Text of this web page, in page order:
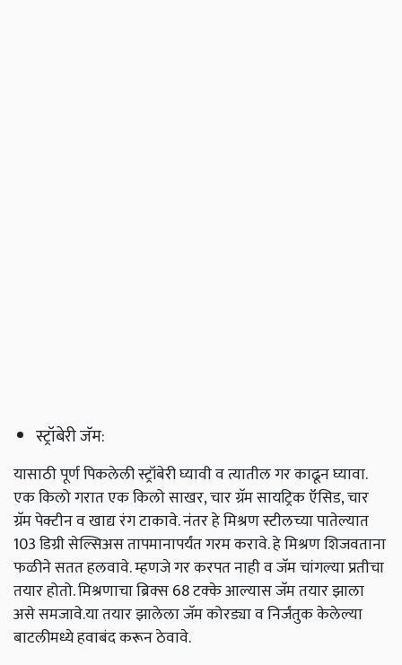
स्ट्रॉबेरी जॅम:
यासाठी पूर्ण पिकलेली स्ट्रॉबेरी घ्यावी व त्यातील गर काढून घ्यावा.
एक किलो गरात एक किलो साखर, चार ग्रॅम सायट्रिक ऍसिड, चार
ग्रॅम पेक्टीन व खाद्य रंग टाकावे. नंतर हे मिश्रण स्टीलच्या पातेल्यात
103 डिग्री सेल्सिअस तापमानापर्यंत गरम करावे. हे मिश्रण शिजवताना
फळीने सतत हलवावे. म्हणजे गर करपत नाही व जॅम चांगल्या प्रतीचा
तयार होतो. मिश्रणाचा ब्रिक्‍स 68 टक्के आल्यास जॅम तयार झाला
असे समजावे.या तयार झालेला जॅम कोरड्या व निर्जंतुक केलेल्या
बाटलीमध्ये हवाबंद करून ठेवावे.